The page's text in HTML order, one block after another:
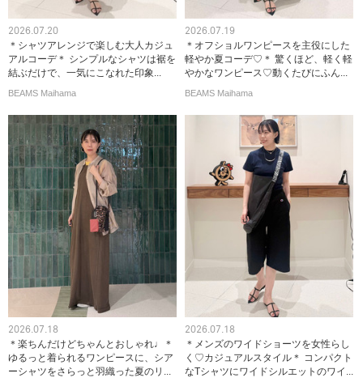
2026.07.20
＊シャツアレンジで楽しむ大人カジュ
アルコーデ＊ シンプルなシャツは裾を
結ぶだけで、一気にこなれた印象...
BEAMS Maihama
2026.07.19
＊オフショルワンピースを主役にした
軽やか夏コーデ♡＊ 驚くほど、軽く軽
やかなワンピース♡動くたびにふん...
BEAMS Maihama
2026.07.18
＊楽ちんだけどちゃんとおしゃれ♩＊
ゆるっと着られるワンピースに、シア
ーシャツをさらっと羽織った夏のリ...
2026.07.18
＊メンズのワイドショーツを女性らし
く♡カジュアルスタイル＊ コンパクト
なTシャツにワイドシルエットのワイ...